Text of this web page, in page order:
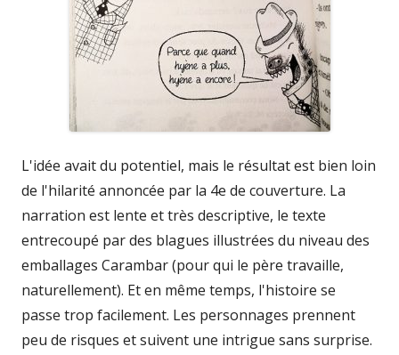
L'idée avait du potentiel, mais le résultat est bien loin
de l'hilarité annoncée par la 4e de couverture. La
narration est lente et très descriptive, le texte
entrecoupé par des blagues illustrées du niveau des
emballages Carambar (pour qui le père travaille,
naturellement). Et en même temps, l'histoire se
passe trop facilement. Les personnages prennent
peu de risques et suivent une intrigue sans surprise.